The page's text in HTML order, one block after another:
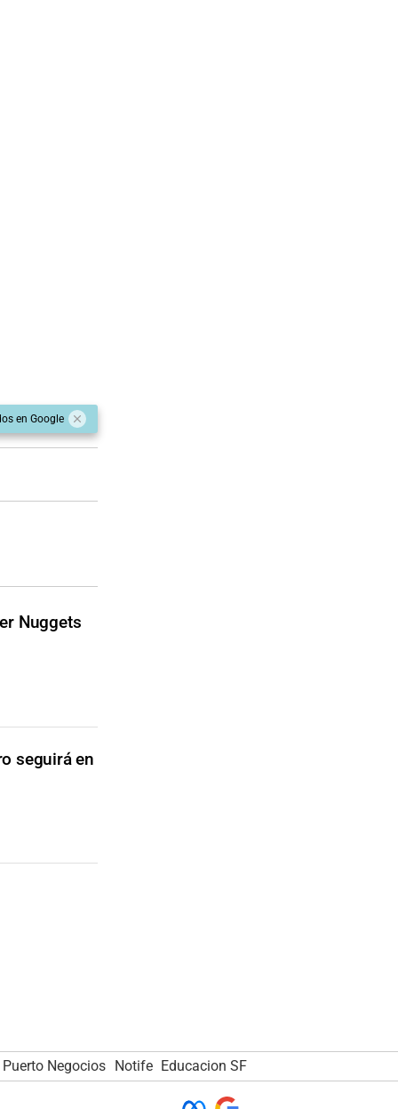
en Google
Nuggets
seguirá en
Puerto Negocios Notife Educacion SF